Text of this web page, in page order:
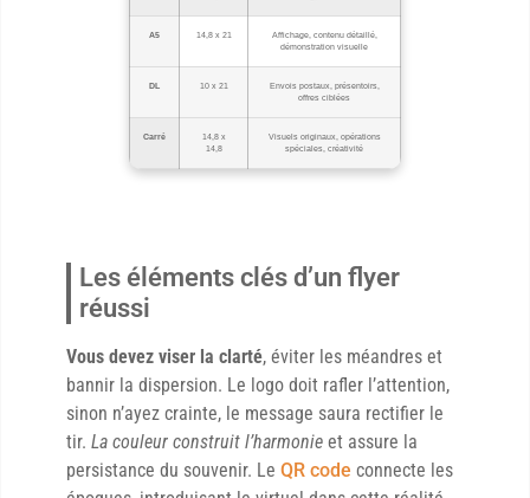
A5 14,8 x 21
Affichage, contenu détaillé,
démonstration visuelle
DL 10 x 21
Envois postaux, présentoirs,
offres ciblées
Carré
14,8 x
14,8
Visuels originaux, opérations
spéciales, créativité
Les éléments clés d’un flyer
réussi
Vous devez viser la clarté, éviter les méandres et
bannir la dispersion. Le logo doit rafler l’attention,
sinon n’ayez crainte, le message saura rectifier le
tir. La couleur construit l’harmonie et assure la
persistance du souvenir. Le QR code connecte les